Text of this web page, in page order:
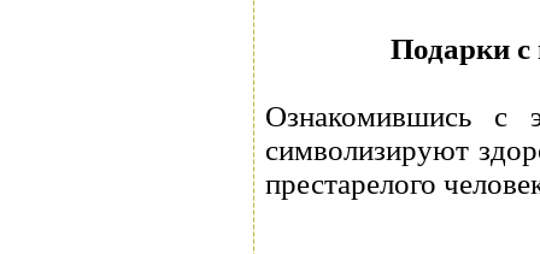
Подарки с
Ознакомившись с
символизируют
престарелого